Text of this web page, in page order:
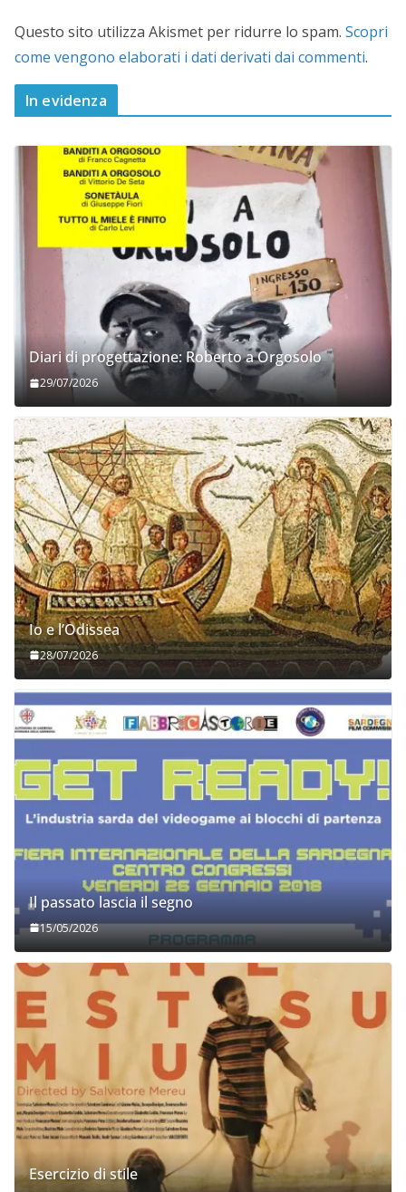
Questo sito utilizza Akismet per ridurre lo spam. Scopri
come vengono elaborati i dati derivati dai commenti.
In evidenza
Diari di progettazione: Roberto a Orgosolo
29/07/2026
Io e l’Odissea
28/07/2026
Il passato lascia il segno
15/05/2026
Esercizio di stile